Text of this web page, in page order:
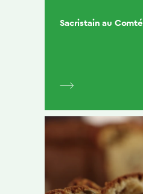
Sacristain au Comté